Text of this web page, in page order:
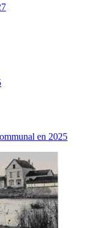
en 2025